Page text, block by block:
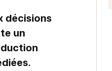
décisions
un